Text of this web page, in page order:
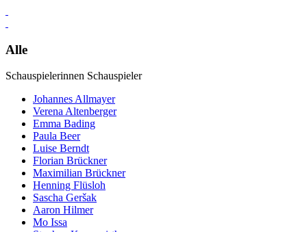
Alle
Schauspielerinnen Schauspieler
Johannes Allmayer
Verena Altenberger
Emma Bading
Paula Beer
Luise Berndt
Florian Brückner
Maximilian Brückner
Henning Flüsloh
Sascha Geršak
Aaron Hilmer
Mo Issa